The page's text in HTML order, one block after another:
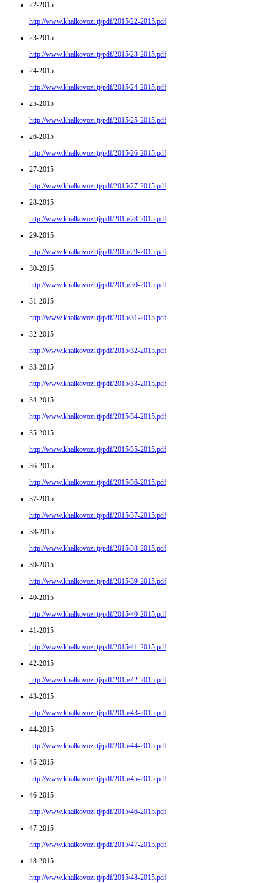
22-2015
http://www.khalkovozi.tj/pdf/2015/22-2015.pdf
23-2015
http://www.khalkovozi.tj/pdf/2015/23-2015.pdf
24-2015
http://www.khalkovozi.tj/pdf/2015/24-2015.pdf
25-2015
http://www.khalkovozi.tj/pdf/2015/25-2015.pdf
26-2015
http://www.khalkovozi.tj/pdf/2015/26-2015.pdf
27-2015
http://www.khalkovozi.tj/pdf/2015/27-2015.pdf
28-2015
http://www.khalkovozi.tj/pdf/2015/28-2015.pdf
29-2015
http://www.khalkovozi.tj/pdf/2015/29-2015.pdf
30-2015
http://www.khalkovozi.tj/pdf/2015/30-2015.pdf
31-2015
http://www.khalkovozi.tj/pdf/2015/31-2015.pdf
32-2015
http://www.khalkovozi.tj/pdf/2015/32-2015.pdf
33-2015
http://www.khalkovozi.tj/pdf/2015/33-2015.pdf
34-2015
http://www.khalkovozi.tj/pdf/2015/34-2015.pdf
35-2015
http://www.khalkovozi.tj/pdf/2015/35-2015.pdf
36-2015
http://www.khalkovozi.tj/pdf/2015/36-2015.pdf
37-2015
http://www.khalkovozi.tj/pdf/2015/37-2015.pdf
38-2015
http://www.khalkovozi.tj/pdf/2015/38-2015.pdf
39-2015
http://www.khalkovozi.tj/pdf/2015/39-2015.pdf
40-2015
http://www.khalkovozi.tj/pdf/2015/40-2015.pdf
41-2015
http://www.khalkovozi.tj/pdf/2015/41-2015.pdf
42-2015
http://www.khalkovozi.tj/pdf/2015/42-2015.pdf
43-2015
http://www.khalkovozi.tj/pdf/2015/43-2015.pdf
44-2015
http://www.khalkovozi.tj/pdf/2015/44-2015.pdf
45-2015
http://www.khalkovozi.tj/pdf/2015/45-2015.pdf
46-2015
http://www.khalkovozi.tj/pdf/2015/46-2015.pdf
47-2015
http://www.khalkovozi.tj/pdf/2015/47-2015.pdf
48-2015
http://www.khalkovozi.tj/pdf/2015/48-2015.pdf